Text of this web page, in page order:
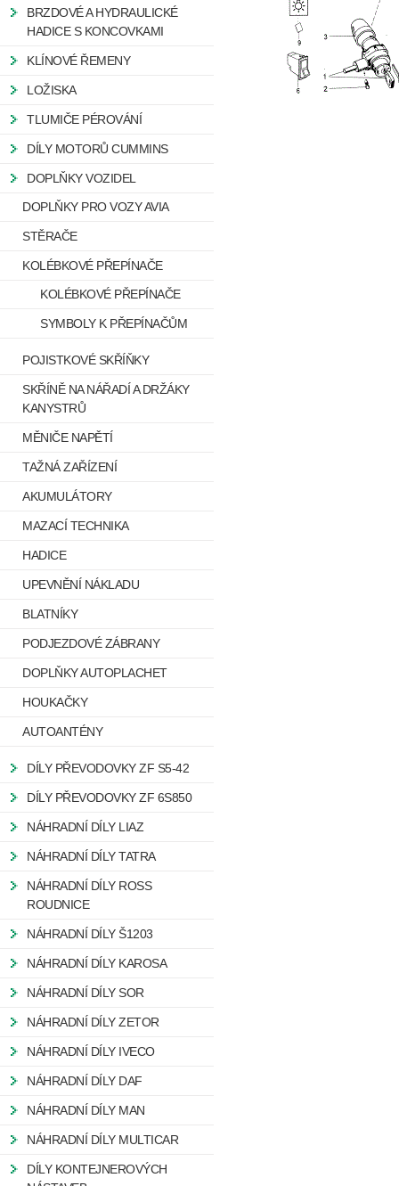
BRZDOVÉ A HYDRAULICKÉ
HADICE S KONCOVKAMI
KLÍNOVÉ ŘEMENY
LOŽISKA
TLUMIČE PÉROVÁNÍ
DÍLY MOTORŮ CUMMINS
DOPLŇKY VOZIDEL
DOPLŇKY PRO VOZY AVIA
STĚRAČE
KOLÉBKOVÉ PŘEPÍNAČE
KOLÉBKOVÉ PŘEPÍNAČE
SYMBOLY K PŘEPÍNAČŮM
POJISTKOVÉ SKŘÍŇKY
SKŘÍNĚ NA NÁŘADÍ A DRŽÁKY
KANYSTRŮ
MĚNIČE NAPĚTÍ
TAŽNÁ ZAŘÍZENÍ
AKUMULÁTORY
MAZACÍ TECHNIKA
HADICE
UPEVNĚNÍ NÁKLADU
BLATNÍKY
PODJEZDOVÉ ZÁBRANY
DOPLŇKY AUTOPLACHET
HOUKAČKY
AUTOANTÉNY
DÍLY PŘEVODOVKY ZF S5-42
DÍLY PŘEVODOVKY ZF 6S850
NÁHRADNÍ DÍLY LIAZ
NÁHRADNÍ DÍLY TATRA
NÁHRADNÍ DÍLY ROSS
ROUDNICE
NÁHRADNÍ DÍLY Š1203
NÁHRADNÍ DÍLY KAROSA
NÁHRADNÍ DÍLY SOR
NÁHRADNÍ DÍLY ZETOR
NÁHRADNÍ DÍLY IVECO
NÁHRADNÍ DÍLY DAF
NÁHRADNÍ DÍLY MAN
NÁHRADNÍ DÍLY MULTICAR
DÍLY KONTEJNEROVÝCH